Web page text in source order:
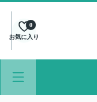
お気に入り
0